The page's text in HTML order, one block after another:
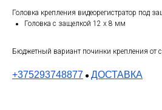
Головка крепления видеорегистратор под
Головка с защелкой 12 x 8 мм
Бюджетный вариант починки крепления от
+375293748877 ● ДОСТАВКА